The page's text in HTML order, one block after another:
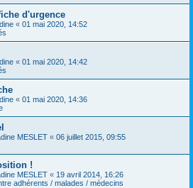
d'urgence
« 01 mai 2020, 14:52
« 01 mai 2020, 14:42
« 01 mai 2020, 14:36
MESLET « 06 juillet 2015, 09:55
!
MESLET « 19 avril 2014, 16:26
adhérents / malades / médecins